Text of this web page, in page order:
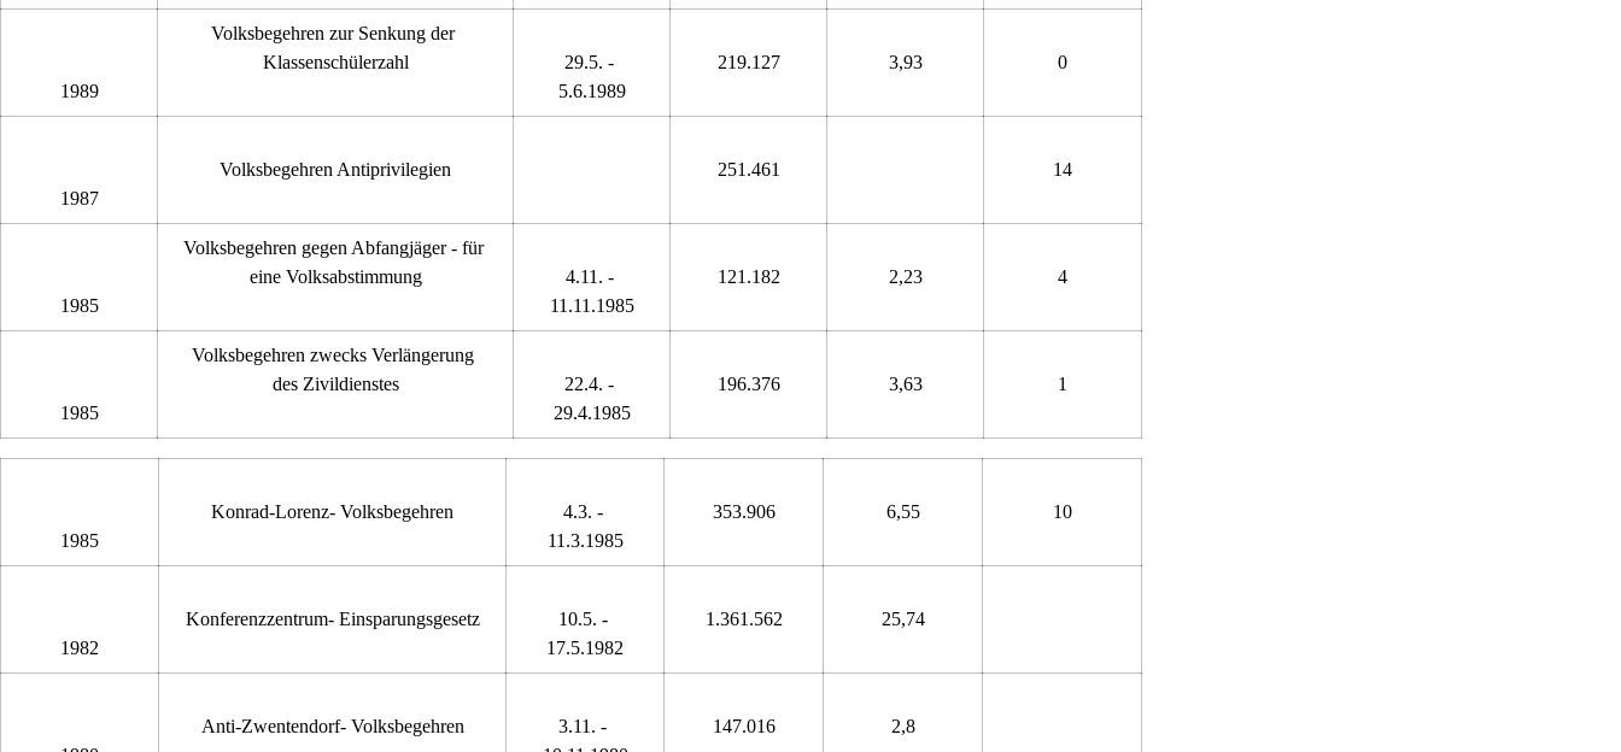
1989
Volksbegehren zur Senkung der
Klassenschülerzahl
29.5. -
5.6.1989
219.127 3,93 0
1987
Volksbegehren Antiprivilegien 251.461 14
1985
Volksbegehren gegen Abfangjäger - für
eine Volksabstimmung
4.11. -
11.11.1985
121.182 2,23 4
1985
Volksbegehren zwecks Verlängerung
des Zivildienstes
22.4. -
29.4.1985
196.376 3,63 1
1985
Konrad-Lorenz- Volksbegehren
4.3. -
11.3.1985
353.906 6,55 10
1982
Konferenzzentrum- Einsparungsgesetz
10.5. -
17.5.1982
1.361.562 25,74
Anti-Zwentendorf- Volksbegehren
3.11. -
147.016 2,8